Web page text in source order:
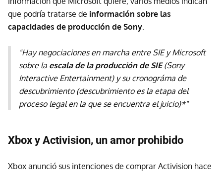
que podría tratarse de información sobre las
capacidades de producción de Sony
"Hay negociaciones en marcha entre SIE y Microsoft
sobre la escala de la producción de SIE(Sony
Interactive Entertainment) y su cronográma de
descubrimiento (descubrimiento es la etapa del
proceso legal en la que se encuentra el juicio)*"
Xbox y Activision, un amor prohibido
Xbox anunció sus intenciones de comprar Activision hace